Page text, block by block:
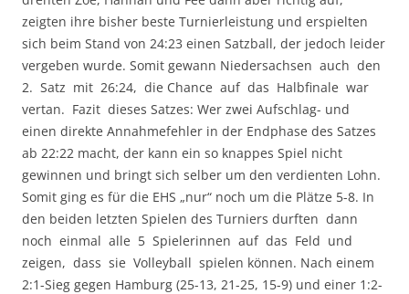
zeigten ihre bisher beste Turnierleistung und erspielten
sich beim Stand von 24:23 einen Satzball, der jedoch leider
vergeben wurde. Somit gewann Niedersachsen auch den
2. Satz mit 26:24, die Chance auf das Halbfinale war
vertan. Fazit dieses Satzes: Wer zwei Aufschlag- und
einen direkte Annahmefehler in der Endphase des Satzes
ab 22:22 macht, der kann ein so knappes Spiel nicht
gewinnen und bringt sich selber um den verdienten Lohn.
Somit ging es für die EHS „nur“ noch um die Plätze 5-8. In
den beiden letzten Spielen des Turniers durften dann
noch einmal alle 5 Spielerinnen auf das Feld und
zeigen, dass sie Volleyball spielen können. Nach einem
2:1-Sieg gegen Hamburg (25-13, 21-25, 15-9) und einer 1:2-